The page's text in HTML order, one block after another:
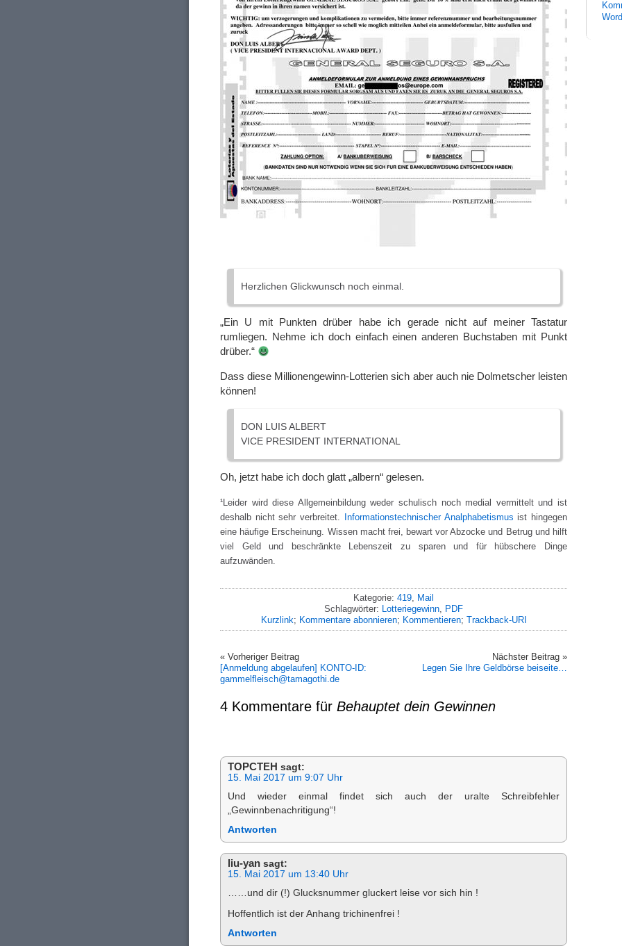
Herzlichen Glickwunsch noch einmal.
„Ein U mit Punkten drüber habe ich gerade nicht auf meiner Tastatur
rumliegen. Nehme ich doch einfach einen anderen Buchstaben mit Punkt
drüber.“
Dass diese Millionengewinn-Lotterien sich aber auch nie Dolmetscher leisten
können!
DON LUIS ALBERT
VICE PRESIDENT INTERNATIONAL
Oh, jetzt habe ich doch glatt „albern“ gelesen.
¹Leider wird diese Allgemeinbildung weder schulisch noch medial vermittelt und ist
deshalb nicht sehr verbreitet.
Informationstechnischer Analphabetismus ist hingegen
eine häufige Erscheinung. Wissen macht frei, bewart vor Abzocke und Betrug und hilft
viel Geld und beschränkte Lebenszeit zu sparen und für hübschere Dinge
aufzuwänden.
Kategorie: 419, Mail
Schlagwörter: Lotteriegewinn, PDF
Kurzlink; Kommentare abonnieren; Kommentieren; Trackback-URI
« Vorheriger Beitrag
[Anmeldung abgelaufen] KONTO-ID:
gammelfleisch@tamagothi.de
Nächster Beitrag »
Legen Sie Ihre Geldbörse beiseite…
4 Kommentare für Behauptet dein Gewinnen
TOPCTEH sagt:
15. Mai 2017 um 9:07 Uhr
Und wieder einmal findet sich auch der uralte Schreibfehler
„Gewinnbenachritigung“!
Antworten
liu-yan sagt:
15. Mai 2017 um 13:40 Uhr
……und dir (!) Glucksnummer gluckert leise vor sich hin !
Hoffentlich ist der Anhang trichinenfrei !
Antworten